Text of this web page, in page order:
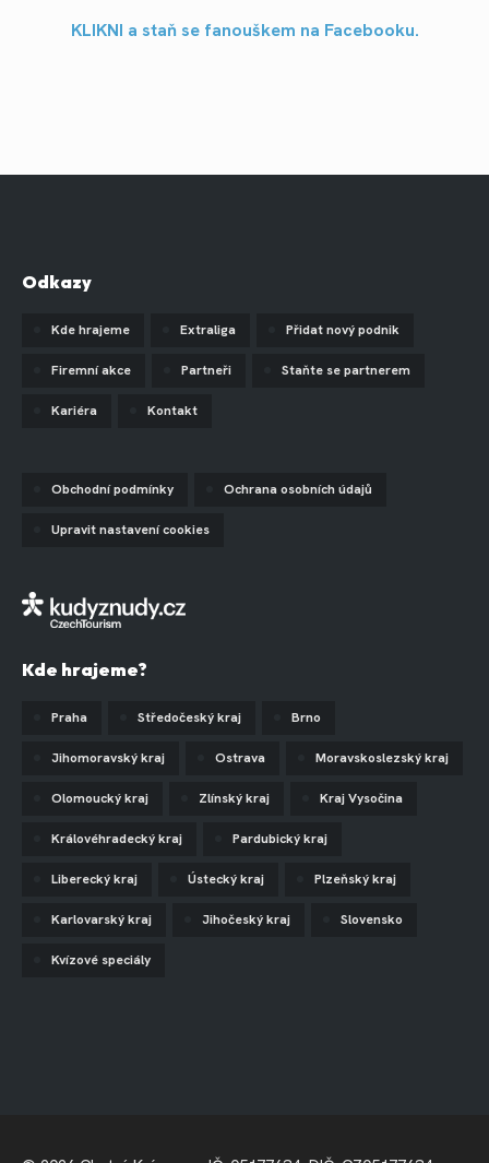
KLIKNI a staň se fanouškem na Facebooku.
Odkazy
Kde hrajeme Extraliga Přidat nový podnik
Firemní akce Partneři Staňte se partnerem
Kariéra Kontakt
Obchodní podmínky Ochrana osobních údajů
Upravit nastavení cookies
Kde hrajeme?
Praha Středočeský kraj Brno
Jihomoravský kraj Ostrava Moravskoslezský kraj
Olomoucký kraj Zlínský kraj Kraj Vysočina
Královéhradecký kraj Pardubický kraj
Liberecký kraj Ústecký kraj Plzeňský kraj
Karlovarský kraj Jihočeský kraj Slovensko
Kvízové speciály